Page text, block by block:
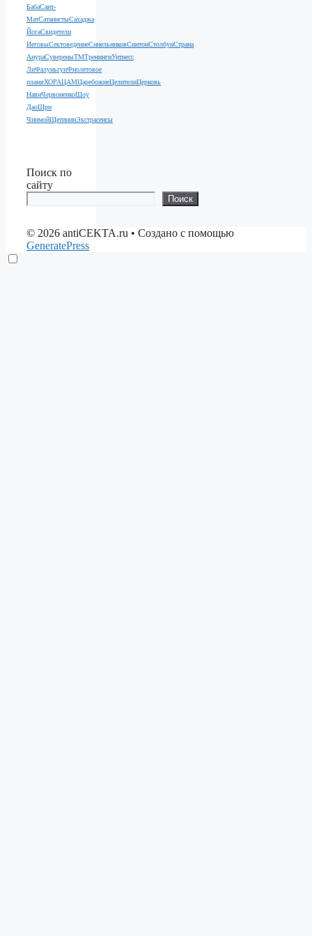
БабаСант-
МатСатанистыСахаджа
ЙогаСвидетели
ИеговыСектоведениеСинельниковСинтонСтолбунСтрана
АнураСувереныТМТренингиУитнесс
ЛиФалуньгунФиолетовое
пламяХОРАЦАМЦаребожиеЦелителиЦерковь
НавиЧервоненкоШоу
ДаоШри
ЧинмойЩетининЭкстрасенсы
Поиск по
сайту
Поиск
© 2026 antiCEKTA.ru • Создано с помощью
GeneratePress